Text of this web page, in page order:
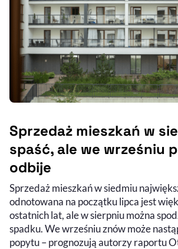
Sprzedaż mieszkań w
spaść, ale we wrześniu
odbije
Sprzedaż mieszkań w siedmiu
odnotowana na początku lipca jest
ostatnich lat, ale w sierpniu można
spadku. We wrześniu znów może
popytu – prognozują autorzy raportu